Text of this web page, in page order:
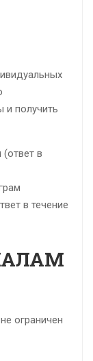
и получить
в
в течение
ограничен